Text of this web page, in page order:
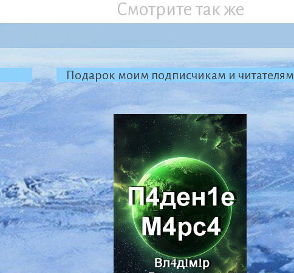
Смотрите так же
Подарок моим подписчикам и читателям